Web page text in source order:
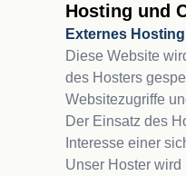
Hosting und
Diese Website
des Hosters
Websitezugriffe
Der Einsatz des
Interesse einer
Unser Hoster